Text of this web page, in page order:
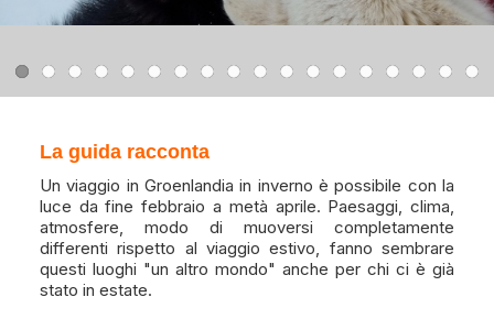
La guida racconta
Un viaggio in Groenlandia in inverno è possibile con la
luce da fine febbraio a metà aprile. Paesaggi, clima,
atmosfere, modo di muoversi completamente
differenti rispetto al viaggio estivo, fanno sembrare
questi luoghi "un altro mondo" anche per chi ci è già
stato in estate.